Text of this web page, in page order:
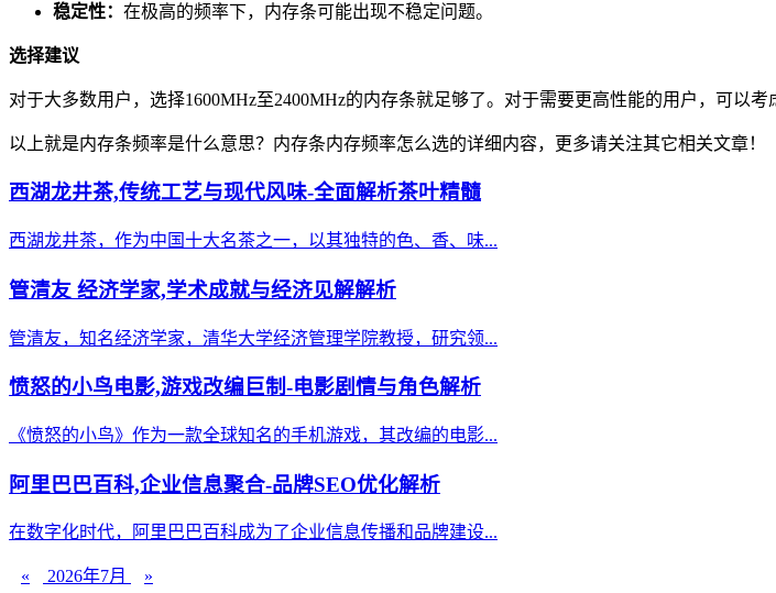
稳定性： 在极高的频率下，内存条可能出现不稳定问题。
选择建议
对于大多数用户，选择1600MHz至2400MHz的内存条就足够了。对于需要更高性能的用户，可以
以上就是内存条频率是什么意思？内存条内存频率怎么选的详细内容，更多请关注其它相关文章！
西湖龙井茶,传统工艺与现代风味-全面解析茶叶精髓
西湖龙井茶，作为中国十大名茶之一，以其独特的色、香、味...
管清友 经济学家,学术成就与经济见解解析
管清友，知名经济学家，清华大学经济管理学院教授，研究领...
愤怒的小鸟电影,游戏改编巨制-电影剧情与角色解析
《愤怒的小鸟》作为一款全球知名的手机游戏，其改编的电影...
阿里巴巴百科,企业信息聚合-品牌SEO优化解析
在数字化时代，阿里巴巴百科成为了企业信息传播和品牌建设...
« 2026年7月 »